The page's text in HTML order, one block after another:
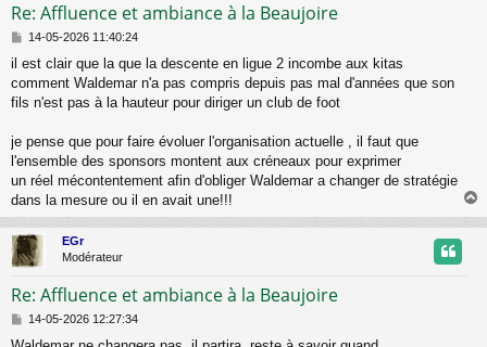
Re: Affluence et ambiance à la Beaujoire
M
s
s
a
14-05-2026 11:40:24
il est clair que la que la descente en ligue 2 incombe aux kitas
comment Waldemar n'a pas compris depuis pas mal d'années que son
fils n'est pas à la hauteur pour diriger un club de foot
je pense que pour faire évoluer l'organisation actuelle , il faut que
l'ensemble des sponsors montent aux créneaux pour exprimer
un réel mécontentement afin d'obliger Waldemar a changer de stratégie
dans la mesure ou il en avait une!!!
a
u
EGr
Modérateur
Re: Affluence et ambiance à la Beaujoire
M14-05-2026 12:27:34